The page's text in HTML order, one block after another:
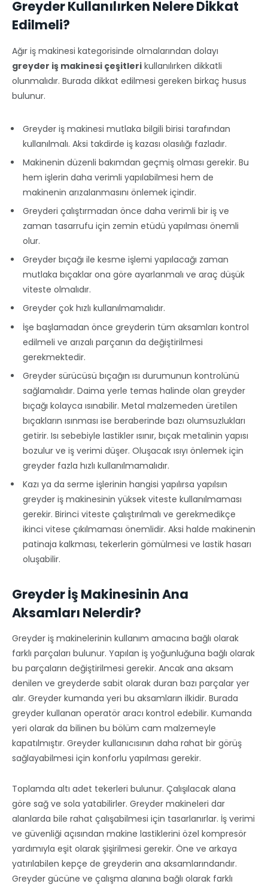
Greyder Kullanılırken Nelere Dikkat
Edilmeli?
Ağır iş makinesi kategorisinde olmalarından dolayı
greyder iş makinesi çeşitleri kullanılırken dikkatli
olunmalıdır. Burada dikkat edilmesi gereken birkaç husus
bulunur.
Greyder iş makinesi mutlaka bilgili birisi tarafından
kullanılmalı. Aksi takdirde iş kazası olasılığı fazladır.
Makinenin düzenli bakımdan geçmiş olması gerekir. Bu
hem işlerin daha verimli yapılabilmesi hem de
makinenin arızalanmasını önlemek içindir.
Greyderi çalıştırmadan önce daha verimli bir iş ve
zaman tasarrufu için zemin etüdü yapılması önemli
olur.
Greyder bıçağı ile kesme işlemi yapılacağı zaman
mutlaka bıçaklar ona göre ayarlanmalı ve araç düşük
viteste olmalıdır.
Greyder çok hızlı kullanılmamalıdır.
İşe başlamadan önce greyderin tüm aksamları kontrol
edilmeli ve arızalı parçanın da değiştirilmesi
gerekmektedir.
Greyder sürücüsü bıçağın ısı durumunun kontrolünü
sağlamalıdır. Daima yerle temas halinde olan greyder
bıçağı kolayca ısınabilir. Metal malzemeden üretilen
bıçakların ısınması ise beraberinde bazı olumsuzlukları
getirir. Isı sebebiyle lastikler ısınır, bıçak metalinin yapısı
bozulur ve iş verimi düşer. Oluşacak ısıyı önlemek için
greyder fazla hızlı kullanılmamalıdır.
Kazı ya da serme işlerinin hangisi yapılırsa yapılsın
greyder iş makinesinin yüksek viteste kullanılmaması
gerekir. Birinci viteste çalıştırılmalı ve gerekmedikçe
ikinci vitese çıkılmaması önemlidir. Aksi halde makinenin
patinaja kalkması, tekerlerin gömülmesi ve lastik hasarı
oluşabilir.
Greyder İş Makinesinin Ana
Aksamları Nelerdir?
Greyder iş makinelerinin kullanım amacına bağlı olarak
farklı parçaları bulunur. Yapılan iş yoğunluğuna bağlı olarak
bu parçaların değiştirilmesi gerekir. Ancak ana aksam
denilen ve greyderde sabit olarak duran bazı parçalar yer
alır. Greyder kumanda yeri bu aksamların ilkidir. Burada
greyder kullanan operatör aracı kontrol edebilir. Kumanda
yeri olarak da bilinen bu bölüm cam malzemeyle
kapatılmıştır. Greyder kullanıcısının daha rahat bir görüş
sağlayabilmesi için konforlu yapılması gerekir.
Toplamda altı adet tekerleri bulunur. Çalışılacak alana
göre sağ ve sola yatabilirler. Greyder makineleri dar
alanlarda bile rahat çalışabilmesi için tasarlanırlar. İş verimi
ve güvenliği açısından makine lastiklerini özel kompresör
yardımıyla eşit olarak şişirilmesi gerekir. Öne ve arkaya
yatırılabilen kepçe de greyderin ana aksamlarındandır.
Greyder gücüne ve çalışma alanına bağlı olarak farklı